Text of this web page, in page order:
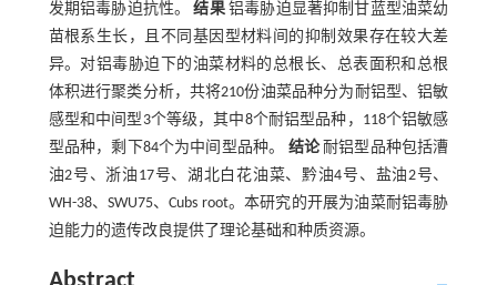
发期铝毒胁迫抗性。结果铝毒胁迫显著抑制甘蓝型油菜幼
苗根系生长，且不同基因型材料间的抑制效果存在较大差
异。对铝毒胁迫下的油菜材料的总根长、总表面积和总根
体积进行聚类分析，共将210份油菜品种分为耐铝型、铝敏
感型和中间型3个等级，其中8个耐铝型品种，118个铝敏感
型品种，剩下84个为中间型品种。 结论耐铝型品种包括漕
油2号、浙油17号、湖北白花油菜、黔油4号、盐油2号、
WH-38、SWU75、Cubs root。本研究的开展为油菜耐铝毒胁
迫能力的遗传改良提供了理论基础和种质资源。